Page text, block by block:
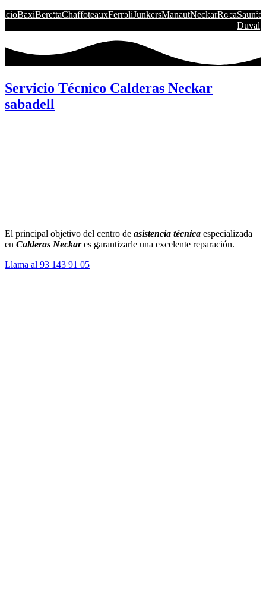
BaxiBerettaChaffoteauxFerroliJunkersManautNeckarRocaSaunier
Duval
Servicio Técnico Calderas Neckar
sabadell
El principal objetivo del centro de asistencia técnica especializada
en Calderas Neckar es garantizarle una excelente reparación.
Llama al 93 143 91 05